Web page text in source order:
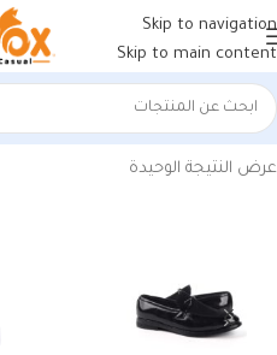
Skip to navigation
Skip to main content
الرئيسية/منتجات تحت الوسم
عرض النتيجة الوحيدة